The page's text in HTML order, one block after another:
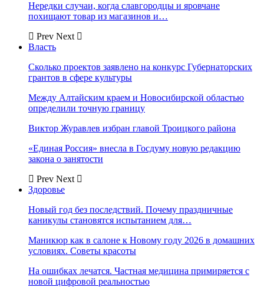
Нередки случаи, когда славгородцы и яровчане
похищают товар из магазинов и…
Prev Next
Власть
Сколько проектов заявлено на конкурс Губернаторских
грантов в сфере культуры
Между Алтайским краем и Новосибирской областью
определили точную границу
Виктор Журавлев избран главой Троицкого района
«Единая Россия» внесла в Госдуму новую редакцию
закона о занятости
Prev Next
Здоровье
Новый год без последствий. Почему праздничные
каникулы становятся испытанием для…
Маникюр как в салоне к Новому году 2026 в домашних
условиях. Советы красоты
На ошибках лечатся. Частная медицина примиряется с
новой цифровой реальностью